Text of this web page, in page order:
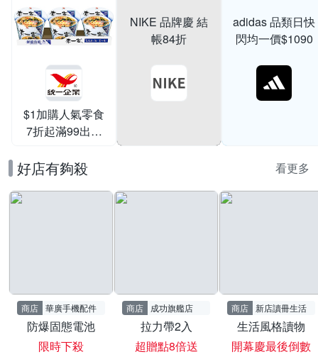
$1加購人氣零食
7折起滿99出貨
NIKE 品牌慶 結
帳84折
adidas 品類日快
閃均一價$1090
好店有夠殺 看更多
商店 華廣手機配件
防爆固態電池
限時下殺
商店 成功旗艦店
拉力帶2入
超贈點8倍送
商店 新店讀冊生活
生活風格讀物
開幕慶最後倒數